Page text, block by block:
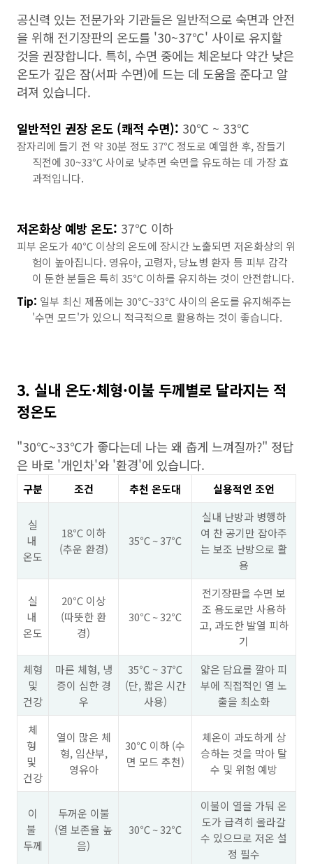
공신력 있는 전문가와 기관들은 일반적으로 숙면과 안전
을 위해 전기장판의 온도를 '30~37℃' 사이로 유지할
것을 권장합니다. 특히, 수면 중에는 체온보다 약간 낮은
온도가 깊은 잠(서파 수면)에 드는 데 도움을 준다고 알
려져 있습니다.
일반적인 권장 온도 (쾌적 수면): 30℃ ~ 33℃
잠자리에 들기 전 약 30분 정도 37℃ 정도로 예열한 후, 잠들기
직전에 30~33℃ 사이로 낮추면 숙면을 유도하는 데 가장 효
과적입니다.
저온화상 예방 온도: 37℃ 이하
피부 온도가 40℃ 이상의 온도에 장시간 노출되면 저온화상의 위
험이 높아집니다. 영유아, 고령자, 당뇨병 환자 등 피부 감각
이 둔한 분들은 특히 35℃ 이하를 유지하는 것이 안전합니다.
Tip: 일부 최신 제품에는 30℃~33℃ 사이의 온도를 유지해주는
'수면 모드'가 있으니 적극적으로 활용하는 것이 좋습니다.
3. 실내 온도·체형·이불 두께별로 달라지는 적
정온도
"30℃~33℃가 좋다는데 나는 왜 춥게 느껴질까?" 정답
은 바로 '개인차'와 '환경'에 있습니다.
구분 조건 추천 온도대 실용적인 조언
실
내
온도
18℃ 이하
(추운 환경)
35℃ ~ 37℃
실내 난방과 병행하
여 찬 공기만 잡아주
는 보조 난방으로 활
용
실
내
온도
20℃ 이상
(따뜻한 환
경)
30℃ ~ 32℃
전기장판을 수면 보
조 용도로만 사용하
고, 과도한 발열 피하
기
체형
및
건강
마른 체형, 냉
증이 심한 경
우
35℃ ~ 37℃
(단, 짧은 시간
사용)
얇은 담요를 깔아 피
부에 직접적인 열 노
출을 최소화
체
형
및
건강
열이 많은 체
형, 임산부,
영유아
30℃ 이하 (수
면 모드 추천)
체온이 과도하게 상
승하는 것을 막아 탈
수 및 위험 예방
이
불
두께
두꺼운 이불
(열 보존율 높
음)
30℃ ~ 32℃
이불이 열을 가둬 온
도가 급격히 올라갈
수 있으므로 저온 설
정 필수